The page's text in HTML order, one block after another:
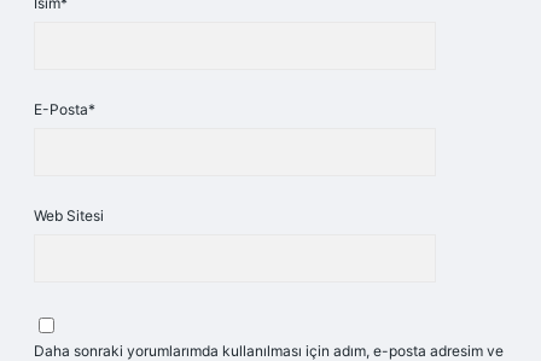
E-Posta*
Web Sitesi
Daha sonraki yorumlarımda kullanılması için adım, e-posta adresim ve